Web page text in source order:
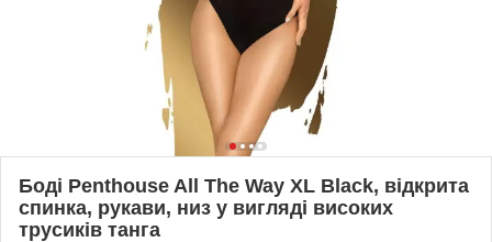
Боді Penthouse All The Way XL Black, відкрита
спинка, рукави, низ у вигляді високих
трусиків танга